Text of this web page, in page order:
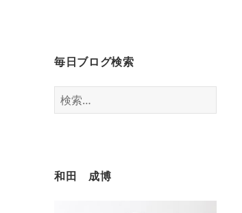
毎日ブログ検索
検
索:
和田 成博